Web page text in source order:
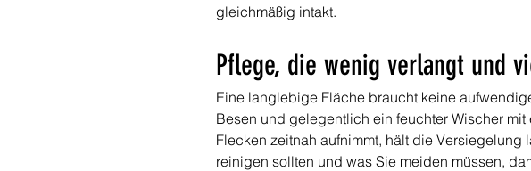
gleichmäßig intakt.
Pflege, die wenig verlangt und
Eine langlebige Fläche braucht keine
Besen und gelegentlich ein feuchter Wischer
Flecken zeitnah aufnimmt, hält die
reinigen sollten und was Sie meiden müssen,